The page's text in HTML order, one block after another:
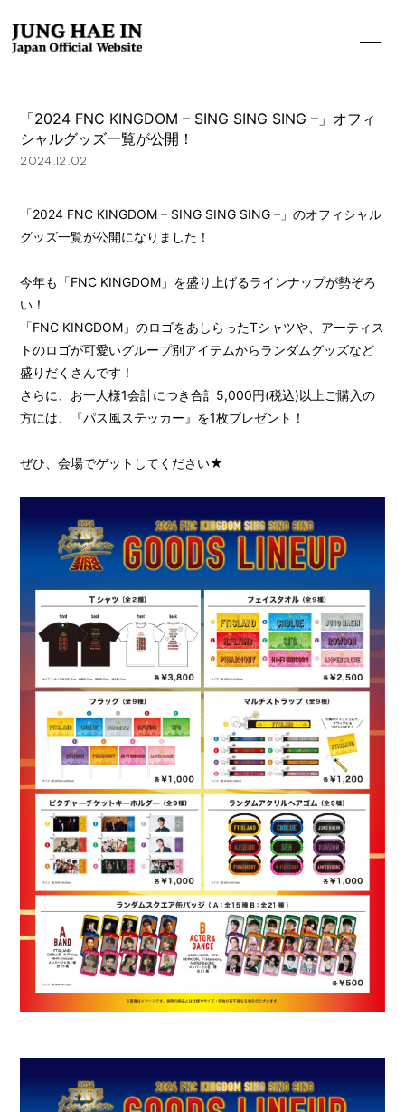
HOME
INFORMATION
PROFILE
BIOGRAPHY
MOVIE
STORE
「2024 FNC KINGDOM – SING SING SING –」オフィ
シャルグッズ一覧が公開！
2024.12.02
「2024 FNC KINGDOM – SING SING SING –」のオフィシャル
グッズ一覧が公開になりました！
今年も「FNC KINGDOM」を盛り上げるラインナップが勢ぞろ
い！
「FNC KINGDOM」のロゴをあしらったTシャツや、アーティス
トのロゴが可愛いグループ別アイテムからランダムグッズなど
盛りだくさんです！
さらに、お一人様1会計につき合計5,000円(税込)以上ご購入の
方には、『パス風ステッカー』を1枚プレゼント！
ぜひ、会場でゲットしてください★